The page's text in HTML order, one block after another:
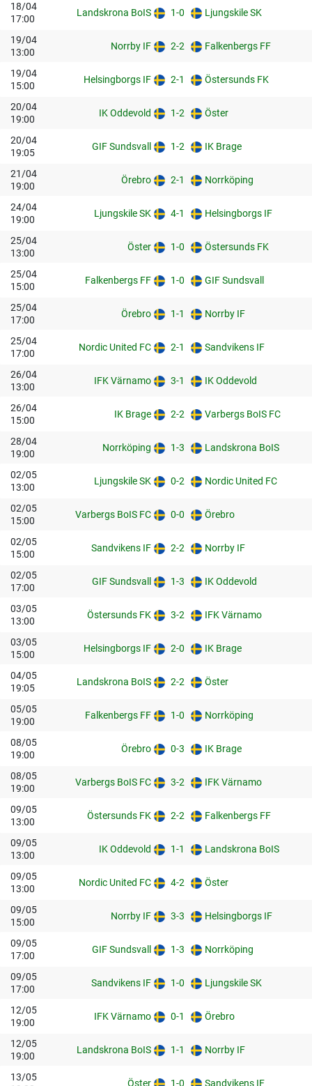
18/04
17:00
Landskrona BoIS 1-0 Ljungskile SK
19/04
13:00
Norrby IF 2-2 Falkenbergs FF
19/04
15:00
Helsingborgs IF 2-1 Östersunds FK
20/04
19:00
IK Oddevold 1-2 Öster
20/04
19:05
GIF Sundsvall 1-2 IK Brage
21/04
19:00
Örebro 2-1 Norrköping
24/04
19:00
Ljungskile SK 4-1 Helsingborgs IF
25/04
13:00
Öster 1-0 Östersunds FK
25/04
15:00
Falkenbergs FF 1-0 GIF Sundsvall
25/04
17:00
Örebro 1-1 Norrby IF
25/04
17:00
Nordic United FC 2-1 Sandvikens IF
26/04
13:00
IFK Värnamo 3-1 IK Oddevold
26/04
15:00
IK Brage 2-2 Varbergs BoIS FC
28/04
19:00
Norrköping 1-3 Landskrona BoIS
02/05
13:00
Ljungskile SK 0-2 Nordic United FC
02/05
15:00
Varbergs BoIS FC 0-0 Örebro
02/05
15:00
Sandvikens IF 2-2 Norrby IF
02/05
17:00
GIF Sundsvall 1-3 IK Oddevold
03/05
13:00
Östersunds FK 3-2 IFK Värnamo
03/05
15:00
Helsingborgs IF 2-0 IK Brage
04/05
19:05
Landskrona BoIS 2-2 Öster
05/05
19:00
Falkenbergs FF 1-0 Norrköping
08/05
19:00
Örebro 0-3 IK Brage
08/05
19:00
Varbergs BoIS FC 3-2 IFK Värnamo
09/05
13:00
Östersunds FK 2-2 Falkenbergs FF
09/05
13:00
IK Oddevold 1-1 Landskrona BoIS
09/05
13:00
Nordic United FC 4-2 Öster
09/05
15:00
Norrby IF 3-3 Helsingborgs IF
09/05
17:00
GIF Sundsvall 1-3 Norrköping
09/05
17:00
Sandvikens IF 1-0 Ljungskile SK
12/05
19:00
IFK Värnamo 0-1 Örebro
12/05
19:00
Landskrona BoIS 1-1 Norrby IF
13/05
Öster 1-0 Sandvikens IF